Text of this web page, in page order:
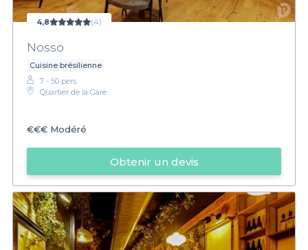
4,8 (4)
Nosso
Cuisine brésilienne
7 - 50 pers.
Quartier de la Gare
€€€ Modéré
Obtenir un devis